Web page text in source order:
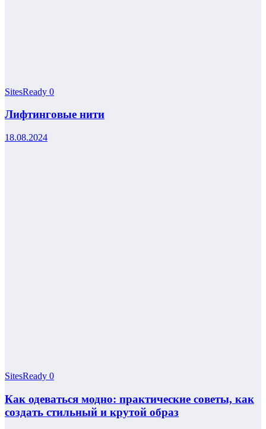
SitesReady 0
Лифтинговые нити
18.08.2024
SitesReady 0
Как одеваться модно: практические советы, как
создать стильный и крутой образ